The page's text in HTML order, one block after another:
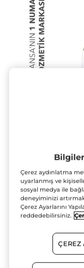
Ferah
4.8
Bu
Çerez aydınlatma
uyarlanmış ve
sosyal medya ile
deneyiminizi
Çerez Ayarlarını
reddedebilirsiniz.
ÇEREZ